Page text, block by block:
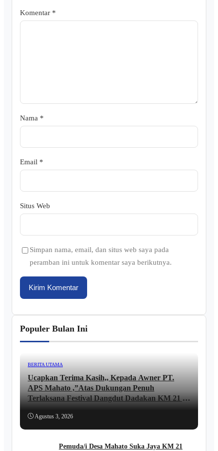
Komentar *
Nama *
Email *
Situs Web
Simpan nama, email, dan situs web saya pada
peramban ini untuk komentar saya berikutnya.
Populer Bulan Ini
BERITA UTAMA
Ucapkan Terima Kasih,, Kepada Awner PT.
APS Mahato ,”Atas Dukungan Penuh
Terlaksana Festival Dangdut Dadakan KM 21 ,,
lni Ungkapan JUNAIDI ..
Agustus 3, 2026
Pemuda/i Desa Mahato Suka Jaya KM 21